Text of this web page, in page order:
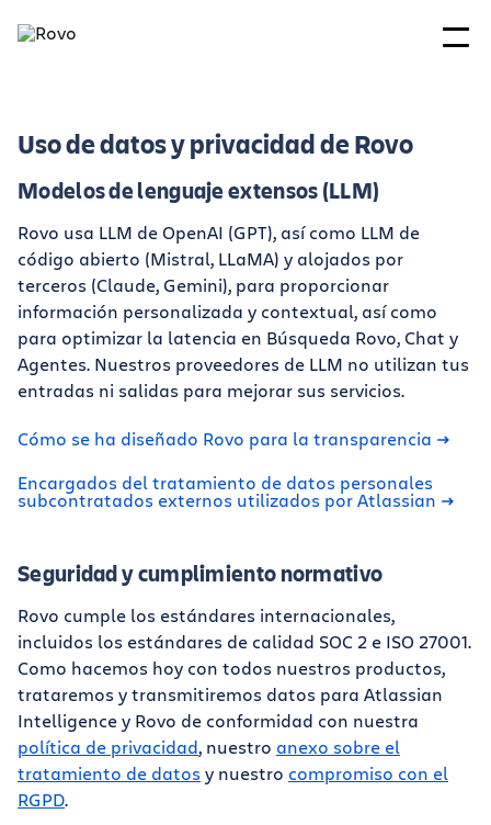
Uso de datos y privacidad de Rovo
Modelos de lenguaje extensos (LLM)
Rovo usa LLM de OpenAI (GPT), así como LLM de
código abierto (Mistral, LLaMA) y alojados por
terceros (Claude, Gemini), para proporcionar
información personalizada y contextual, así como
para optimizar la latencia en Búsqueda Rovo, Chat y
Agentes. Nuestros proveedores de LLM no utilizan tus
entradas ni salidas para mejorar sus servicios.
Cómo se ha diseñado Rovo para la transparencia
Encargados del tratamiento de datos personales
subcontratados externos utilizados por Atlassian
Seguridad y cumplimiento normativo
Rovo cumple los estándares internacionales,
incluidos los estándares de calidad SOC 2 e ISO 27001.
Como hacemos hoy con todos nuestros productos,
trataremos y transmitiremos datos para Atlassian
Intelligence y Rovo de conformidad con nuestra
política de privacidad, nuestro anexo sobre el
tratamiento de datos y nuestro compromiso con el
RGPD.